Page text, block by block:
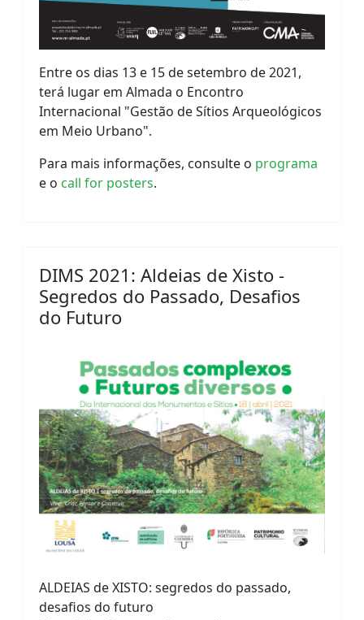
Entre os dias 13 e 15 de setembro de 2021,
terá lugar em Almada o Encontro
Internacional "Gestão de Sítios Arqueológicos
em Meio Urbano".
Para mais informações, consulte o programa
e o call for posters.
DIMS 2021: Aldeias de Xisto -
Segredos do Passado, Desafios
do Futuro
ALDEIAS de XISTO: segredos do passado,
desafios do futuro